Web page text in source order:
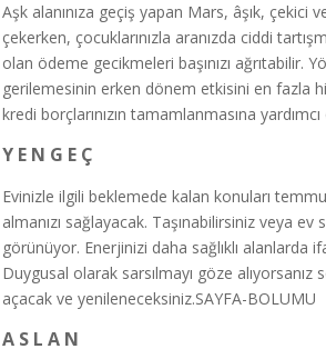
Aşk alanınıza geçiş yapan Mars, âşık,
çekerken, çocuklarınızla aranızda ciddi
olan ödeme gecikmeleri başınızı ağrıtabilir.
gerilemesinin erken dönem etkisini en fazla
kredi borçlarınızın tamamlanmasına
Y E N G E Ç
Evinizle ilgili beklemede kalan konuları
almanızı sağlayacak. Taşınabilirsiniz veya
görünüyor. Enerjinizi daha sağlıklı alanlarda
Duygusal olarak sarsılmayı göze alıyorsanız
açacak ve yenileneceksiniz.SAYFA-BOLUMU
A S L A N